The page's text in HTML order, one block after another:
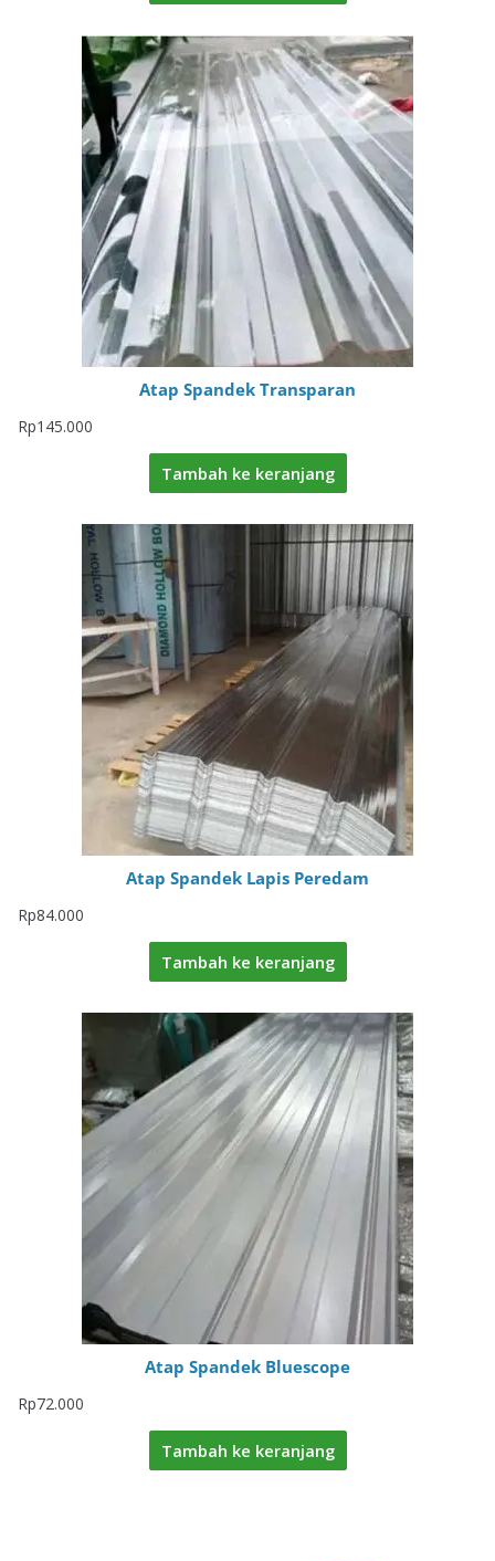
Atap Spandek Transparan
Rp145.000
Tambah ke keranjang
Atap Spandek Lapis Peredam
Rp84.000
Tambah ke keranjang
Atap Spandek Bluescope
Rp72.000
Tambah ke keranjang